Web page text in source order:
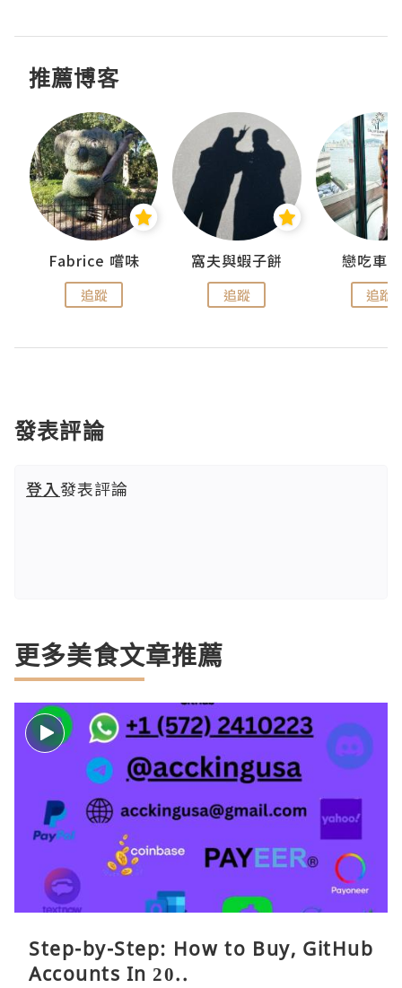
推薦博客
Fabrice 嚐味
追蹤
窩夫與蝦子餅
追蹤
戀吃車
追蹤
發表評論
登入發表評論
更多美食文章推薦
Step-by-Step: How to Buy, GitHub
Accounts In 20..